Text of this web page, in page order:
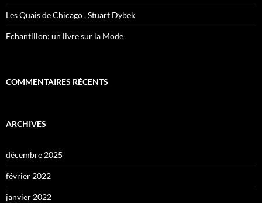
Les Quais de Chicago , Stuart Dybek
Echantillon: un livre sur la Mode
COMMENTAIRES RÉCENTS
ARCHIVES
décembre 2025
février 2022
janvier 2022